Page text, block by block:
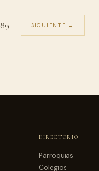
89 SIGUIENTE →
DIRECTORIO
Parroquias
Colegios